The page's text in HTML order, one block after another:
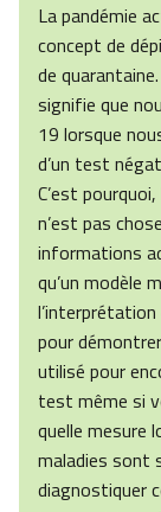
La pandémie
concept de
de
signifie que
19 lorsque
d’un test
C’est
n’est pas
informations
qu’un modèle
pour
utilisé pour
test même si
quelle mesure
maladies sont
diagnostiquer